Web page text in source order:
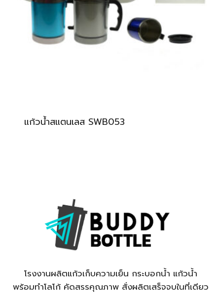
แก้วน้ำสแตนเลส SWB053
โรงงานผลิตแก้วเก็บความเย็น กระบอกน้ำ แก้วน้ำ
พร้อมทำโลโก้ คัดสรรคุณภาพ สั่งผลิตเสร็จจบในที่เดียว